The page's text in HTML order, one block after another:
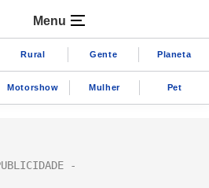
Menu
Rural Gente Planeta
Motorshow Mulher Pet